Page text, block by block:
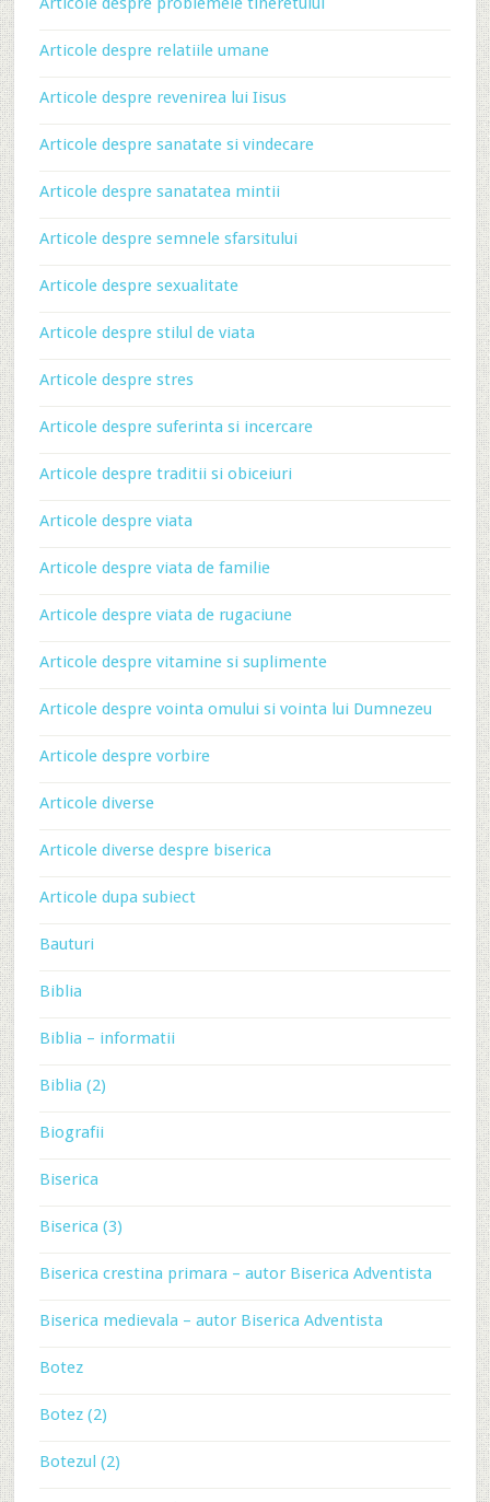
Articole despre relatiile umane
Articole despre revenirea lui Iisus
Articole despre sanatate si vindecare
Articole despre sanatatea mintii
Articole despre semnele sfarsitului
Articole despre sexualitate
Articole despre stilul de viata
Articole despre stres
Articole despre suferinta si incercare
Articole despre traditii si obiceiuri
Articole despre viata
Articole despre viata de familie
Articole despre viata de rugaciune
Articole despre vitamine si suplimente
Articole despre vointa omului si vointa lui Dumnezeu
Articole despre vorbire
Articole diverse
Articole diverse despre biserica
Articole dupa subiect
Bauturi
Biblia
Biblia – informatii
Biblia (2)
Biografii
Biserica
Biserica (3)
Biserica crestina primara – autor Biserica Adventista
Biserica medievala – autor Biserica Adventista
Botez
Botez (2)
Botezul (2)